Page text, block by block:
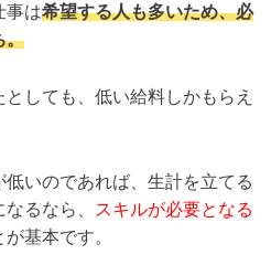
事は希望する人も多いため、必
。
しても、低い給料しかもらえ
いのであれば、生計を立てる
るなら、
スキルが必要となる
が基本です。